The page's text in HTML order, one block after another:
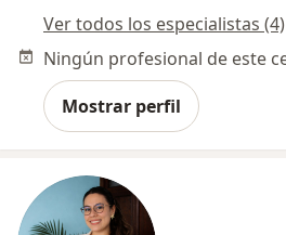
Ver todos los especialistas (4)
Mostrar perfil